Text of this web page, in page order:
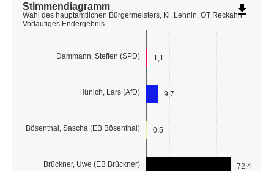
Dammann, Steffen (SPD)
Hünich, Lars (AfD)
Bösenthal, Sascha (EB Bösenthal)
Brückner, Uwe (EB Brückner)
1,1
9,7
0,5
72,4
Stimmendiagramm
Wahl des hauptamtlichen Bürgermeisters, Kl. Lehnin, OT Reckahn
Vorläufiges Endergebnis
file_download